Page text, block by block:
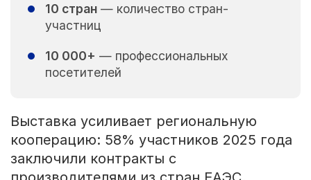
10 стран— количество стран-
участниц
10 000+ — профессиональных
посетителей
Выставка усиливает региональную
кооперацию: 58% участников 2025 года
заключили контракты с